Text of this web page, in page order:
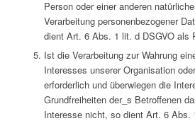
Person oder einer anderen
Verarbeitung personenbezogener
dient Art. 6 Abs. 1 lit. d DSGVO als
Ist die Verarbeitung zur Wahrung
Interesses unserer Organisation
erforderlich und überwiegen die
Grundfreiheiten der_s Betroffenen
Interesse nicht, so dient Art. 6 Abs.